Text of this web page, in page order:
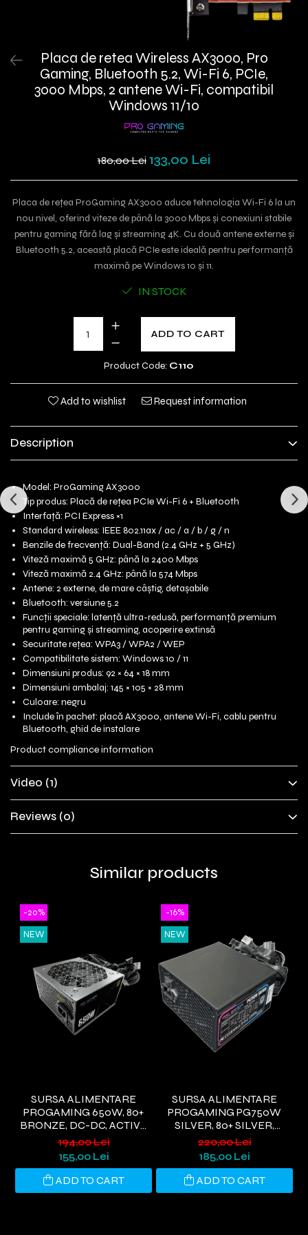
Placa de retea Wireless AX3000, Pro
Gaming, Bluetooth 5.2, Wi-Fi 6, PCIe,
3000 Mbps, 2 antene Wi-Fi, compatibil
Windows 11/10
180,00 Lei 133,00 Lei
Placa de rețea ProGaming AX3000 aduce tehnologia Wi-Fi 6 la un
nou nivel, oferind viteze de până la 3000 Mbps și conexiuni stabile
pentru gaming fără lag și streaming 4K. Cu două antene externe și
Bluetooth 5.2, această placă PCIe este ideală pentru performanță
maximă pe Windows 10 și 11.
IN STOCK
ADD TO CART
Product Code: C110
Add to wishlist Request information
Description
Model: ProGaming AX3000
Tip produs: Placă de rețea PCIe Wi-Fi 6 + Bluetooth
Interfață: PCI Express ×1
Standard wireless: IEEE 802.11ax / ac / a / b / g / n
Benzile de frecvență: Dual-Band (2.4 GHz + 5 GHz)
Viteză maximă 5 GHz: până la 2400 Mbps
Viteză maximă 2.4 GHz: până la 574 Mbps
Antene: 2 externe, de mare câștig, detașabile
Bluetooth: versiune 5.2
Funcții speciale: latență ultra-redusă, performanță premium
pentru gaming și streaming, acoperire extinsă
Securitate rețea: WPA3 / WPA2 / WEP
Compatibilitate sistem: Windows 10 / 11
Dimensiuni produs: 92 × 64 × 18 mm
Dimensiuni ambalaj: 145 × 105 × 28 mm
Culoare: negru
Include în pachet: placă AX3000, antene Wi-Fi, cablu pentru
Bluetooth, ghid de instalare
Product compliance information
Video (1)
Reviews (0)
Similar products
-20%
NEW
SURSA ALIMENTARE
PROGAMING 650W, 80+
BRONZE, DC-DC, ACTIVE
PFC,NEGRU
194,00 Lei
155,00 Lei
ADD TO CART
-16%
NEW
SURSA ALIMENTARE
PROGAMING PG750W
SILVER, 80+ SILVER,
ACTIVE PFC, ULTRA QUIET,
NEGRU
220,00 Lei
185,00 Lei
ADD TO CART